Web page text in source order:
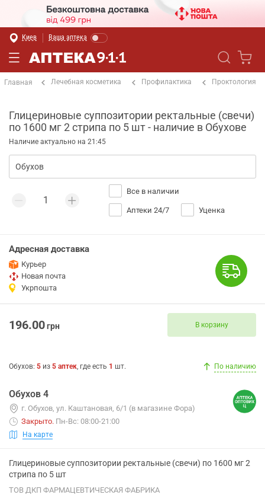
Киев Ваша аптека
Главная Лечебная косметика Профилактика Проктология
Глицериновые суппозитории ректальные (свечи)
по 1600 мг 2 стрипа по 5 шт - наличие в Обухове
Наличие актуально на 21:45
Все в наличии
Аптеки 24/7 Уценка
Адресная доставка
Курьер
Новая почта
Укрпошта
196.00грн В корзину
Обухов: 5 из 5 аптек, где есть 1 шт. По наличию
Обухов 4
г. Обухов, ул. Каштановая, 6/1 (в магазине Фора)
Закрыто. Пн-Вс: 08:00-21:00
На карте
Глицериновые суппозитории ректальные (свечи) по 1600 мг 2
стрипа по 5 шт
ТОВ ДКП ФАРМАЦЕВТИЧЕСКАЯ ФАБРИКА